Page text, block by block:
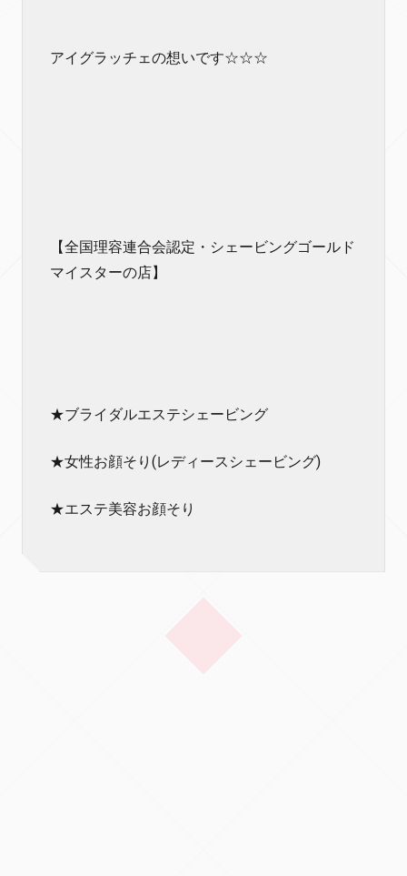
アイグラッチェの想いです☆☆☆
【全国理容連合会認定・シェービングゴールド
マイスターの店】
★ブライダルエステシェービング
★女性お顔そり(レディースシェービング)
★エステ美容お顔そり